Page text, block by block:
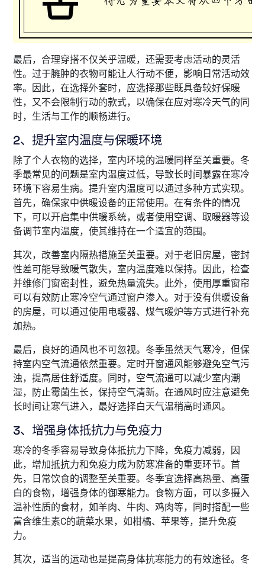
最后，合理穿搭不仅关乎温暖，还需要考虑活动的灵活
性。过于臃肿的衣物可能让人行动不便，影响日常活动效
率。因此，在选择外套时，应选择那些既具备较好保暖
性，又不会限制行动的款式，以确保在应对寒冷天气的同
时，生活与工作的顺畅进行。
2、提升室内温度与保暖环境
除了个人衣物的选择，室内环境的温暖同样至关重要。冬
季最常见的问题是室内温度过低，导致长时间暴露在寒冷
环境下容易生病。提升室内温度可以通过多种方式实现。
首先，确保家中供暖设备的正常使用。在有条件的情况
下，可以开启集中供暖系统，或者使用空调、取暖器等设
备调节室内温度，使其维持在一个适宜的范围。
其次，改善室内隔热措施至关重要。对于老旧房屋，密封
性差可能导致暖气散失，室内温度难以保持。因此，检查
并维修门窗密封性，避免热量流失。此外，使用厚重窗帘
可以有效防止寒冷空气通过窗户渗入。对于没有供暖设备
的房屋，可以通过使用电暖器、煤气暖炉等方式进行补充
加热。
最后，良好的通风也不可忽视。冬季虽然天气寒冷，但保
持室内空气流通依然重要。定时开窗通风能够避免空气污
浊，提高居住舒适度。同时，空气流通可以减少室内潮
湿，防止霉菌生长，保持空气清新。在通风时应注意避免
长时间让寒气进入，最好选择白天气温稍高时通风。
3、增强身体抵抗力与免疫力
寒冷的冬季容易导致身体抵抗力下降，免疫力减弱，因
此，增加抵抗力和免疫力成为防寒准备的重要环节。首
先，日常饮食的调整至关重要。冬季宜选择高热量、高蛋
白的食物，增强身体的御寒能力。食物方面，可以多摄入
温补性质的食材，如羊肉、牛肉、鸡肉等，同时搭配一些
富含维生素C的蔬菜水果，如柑橘、苹果等，提升免疫
力。
其次，适当的运动也是提高身体抗寒能力的有效途径。冬